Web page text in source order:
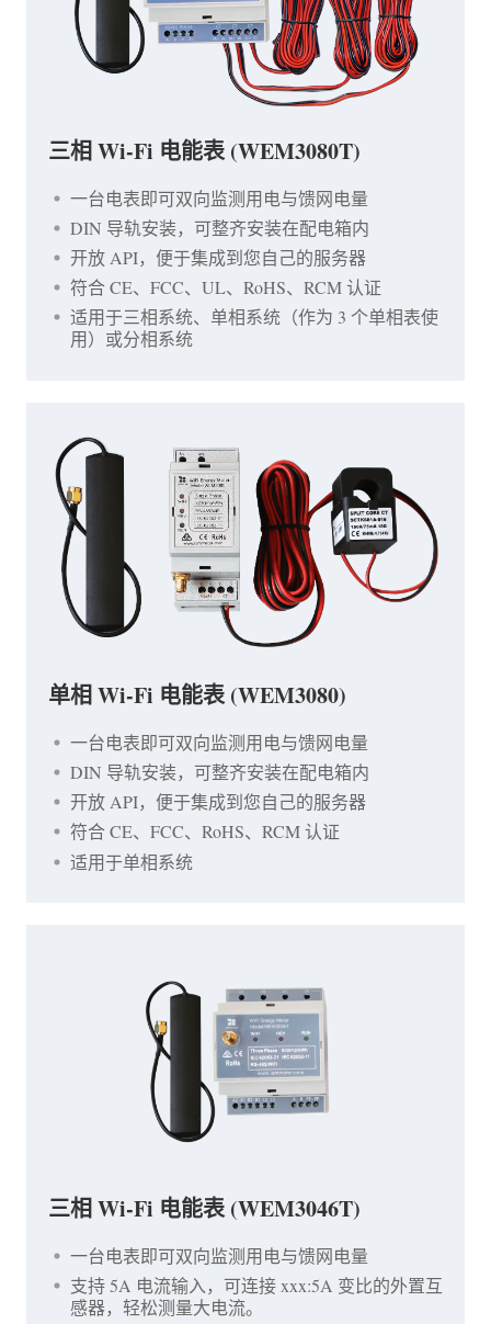
三相 Wi-Fi 电能表 (WEM3080T)
一台电表即可双向监测用电与馈网电量
DIN 导轨安装，可整齐安装在配电箱内
开放 API，便于集成到您自己的服务器
符合 CE、FCC、UL、RoHS、RCM 认证
适用于三相系统、单相系统（作为 3 个单相表使
用）或分相系统
单相 Wi-Fi 电能表 (WEM3080)
一台电表即可双向监测用电与馈网电量
DIN 导轨安装，可整齐安装在配电箱内
开放 API，便于集成到您自己的服务器
符合 CE、FCC、RoHS、RCM 认证
适用于单相系统
三相 Wi-Fi 电能表 (WEM3046T)
一台电表即可双向监测用电与馈网电量
支持 5A 电流输入，可连接 xxx:5A 变比的外置互
感器，轻松测量大电流。